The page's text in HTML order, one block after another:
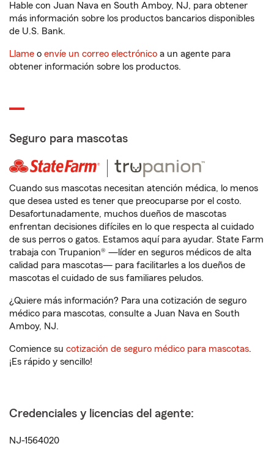
Hable con Juan Nava en South Amboy, NJ, para obtener
más información sobre los productos bancarios disponibles
de U.S. Bank.
Llame o envíe un correo electrónico a un agente para
obtener información sobre los productos.
Seguro para mascotas
Cuando sus mascotas necesitan atención médica, lo menos
que desea usted es tener que preocuparse por el costo.
Desafortunadamente, muchos dueños de mascotas
enfrentan decisiones difíciles en lo que respecta al cuidado
de sus perros o gatos. Estamos aquí para ayudar. State Farm
trabaja con Trupanion® —líder en seguros médicos de alta
calidad para mascotas— para facilitarles a los dueños de
mascotas el cuidado de sus familiares peludos.
¿Quiere más información? Para una cotización de seguro
médico para mascotas, consulte a Juan Nava en South
Amboy, NJ.
Comience su cotización de seguro médico para mascotas.
¡Es rápido y sencillo!
Credenciales y licencias del agente:
NJ-1564020